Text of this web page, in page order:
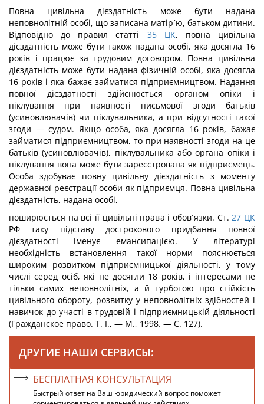
Повна цивільна дієздатність може бути надана
неповнолітній особі, що записана матір´ю, батьком дитини.
Відповідно до правил статті 35 ЦК, повна цивільна
дієздатність може бути також надана особі, яка досягла 16
років і працює за трудовим договором. Повна цивільна
дієздатність може бути надана фізичній особі, яка досягла
16 років і яка бажає займатися підприємництвом. Надання
повної дієздатності здійснюється органом опіки і
піклування при наявності письмової згоди батьків
(усиновлювачів) чи піклувальника, а при відсутності такої
згоди — судом. Якщо особа, яка досягла 16 років, бажає
займатися підприємництвом, то при наявності згоди на це
батьків (усиновлювачів), піклувальника або органа опіки і
піклування вона може бути зареєстрована як підприємець.
Особа здобуває повну цивільну дієздатність з моменту
державної реєстрації особи як підприємця. Повна цивільна
дієздатність, надана особі,
поширюється на всі її цивільні права і обов´язки. Ст. 27 ЦК
РФ таку підставу дострокового придбання повної
дієздатності іменує емансипацією. У літературі
необхідність встановлення такої норми пояснюється
широким розвитком підприємницької діяльності, у тому
числі серед осіб, які не досягли 18 років, і інтересами не
тільки самих неповнолітніх, а й турботою про стійкість
цивільного обороту, розвитку у неповнолітніх здібностей і
навичок до участі в трудовій і підприємницькій діяльності
(Гражданское право. Т. І., — М., 1998. — С. 127).
ДРУГИЕ НАШИ СЕРВИСЫ:
БЕСПЛАТНАЯ КОНСУЛЬТАЦИЯ
Быстрый ответ на Ваш юридический вопрос поможет